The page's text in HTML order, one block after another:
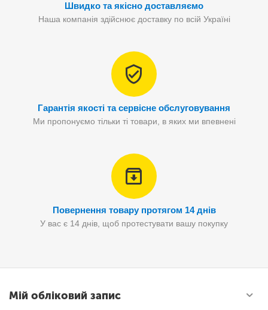
Швидко та якісно доставляємо
Наша компанія здійснює доставку по всій Україні
Гарантія якості та сервісне обслуговування
Ми пропонуємо тільки ті товари, в яких ми впевнені
Повернення товару протягом 14 днів
У вас є 14 днів, щоб протестувати вашу покупку
Мій обліковий запис